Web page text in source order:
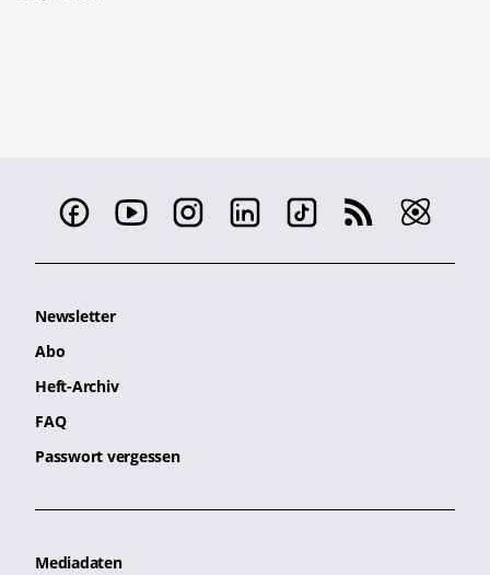
Newsletter
Abo
Heft-Archiv
FAQ
Passwort vergessen
Mediadaten